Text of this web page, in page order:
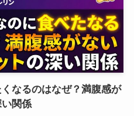
なるのはなぜ？満腹感が
関係